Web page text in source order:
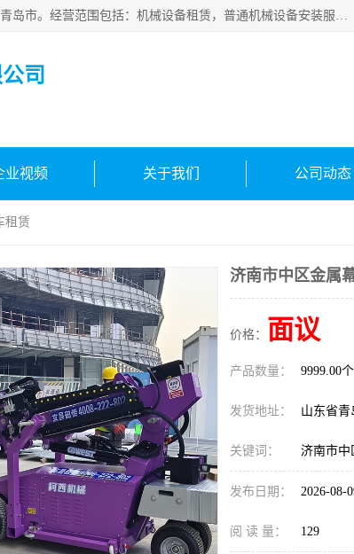
青岛高晟工程机械租赁有限公司成立于2015年，注册地位于山东省青岛市。经营范围包括：机械设备租赁，普通机械设备安装服务，电子、机械设备维护，专用设备修理，通用设备修理，机械设备销售，环境保护专用设备销售，建筑材料销售，专业保洁、清洗、消毒服务，劳动保护用品销售，信息技术咨询服务，汽车拖车、求援、清障服务，物业管理；工程管理服务，货物进出口，技术进出口，汽车销售，新能源汽车整车销售等。
司
业视频 关于我们 公司动态
租赁
济南市中区金属
价格： 面议
产品数量： 9999.00个
发货地址： 山东省
关键词： 济南市中
发布日期： 2026-08-
阅 读 量： 129